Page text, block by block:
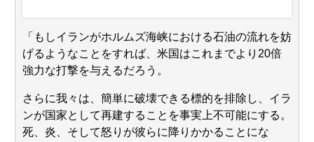
Powered by livedoor 相互RSS
「もしイランがホルムズ海峡における石油の流れを妨
げるようなことをすれば、米国はこれまでより20倍
強力な打撃を与えるだろう。
さらに我々は、簡単に破壊できる標的を排除し、イラ
ンが国家として再建することを事実上不可能にする。
死、炎、そして怒りが彼らに降りかかることにな